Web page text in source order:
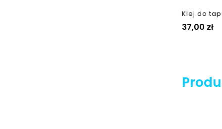
Klej do
Cena
37,00 zł